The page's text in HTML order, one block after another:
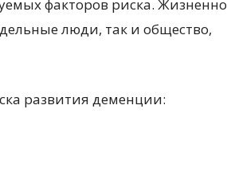
факторов риска. Жизненно
люди, так и общество,
развития деменции: